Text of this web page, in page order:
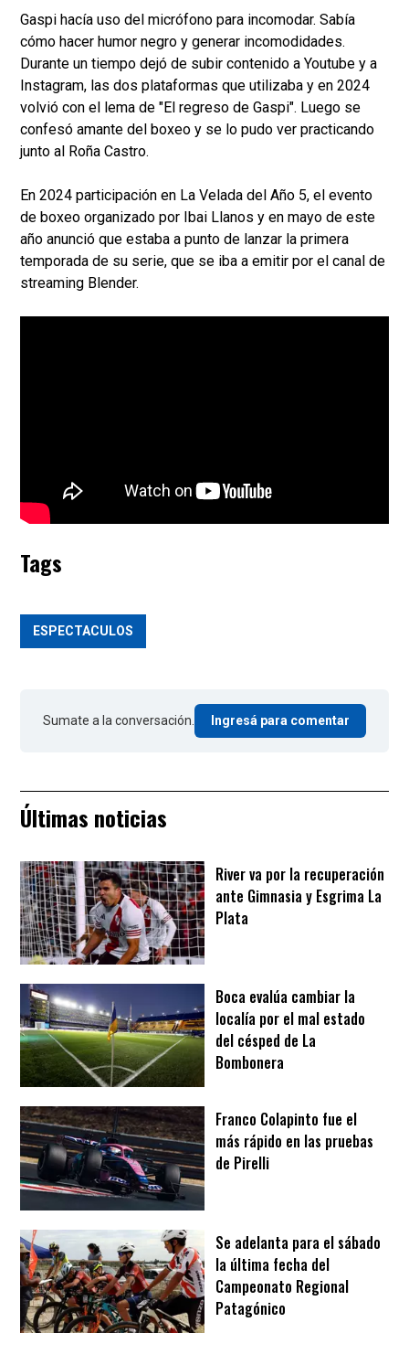
Gaspi hacía uso del micrófono para incomodar. Sabía
cómo hacer humor negro y generar incomodidades.
Durante un tiempo dejó de subir contenido a Youtube y a
Instagram, las dos plataformas que utilizaba y en 2024
volvió con el lema de "El regreso de Gaspi". Luego se
confesó amante del boxeo y se lo pudo ver practicando
junto al Roña Castro.
En 2024 participación en La Velada del Año 5, el evento
de boxeo organizado por Ibai Llanos y en mayo de este
año anunció que estaba a punto de lanzar la primera
temporada de su serie, que se iba a emitir por el canal de
streaming Blender.
Tags
ESPECTACULOS
Sumate a la conversación. Ingresá para comentar
Últimas noticias
River va por la recuperación
ante Gimnasia y Esgrima La
Plata
Boca evalúa cambiar la
localía por el mal estado
del césped de La
Bombonera
Franco Colapinto fue el
más rápido en las pruebas
de Pirelli
Se adelanta para el sábado
la última fecha del
Campeonato Regional
Patagónico